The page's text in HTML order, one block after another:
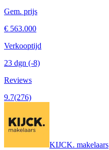
Gem. prijs
€ 563.000
Verkooptijd
23 dgn (-8)
Reviews
9.7(276)
KIJCK. makelaars